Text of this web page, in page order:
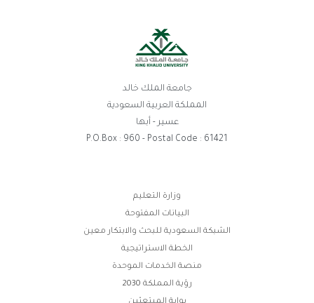
جامعة الملك خالد
المملكة العربية السعودية
عسير - أبها
P.O.Box : 960 - Postal Code : 61421
وزارة التعليم
البيانات المفتوحة
الشبكة السعودية للبحث والابتكار معين
الخطة الاستراتيجية
منصة الخدمات الموحدة
رؤية المملكة 2030